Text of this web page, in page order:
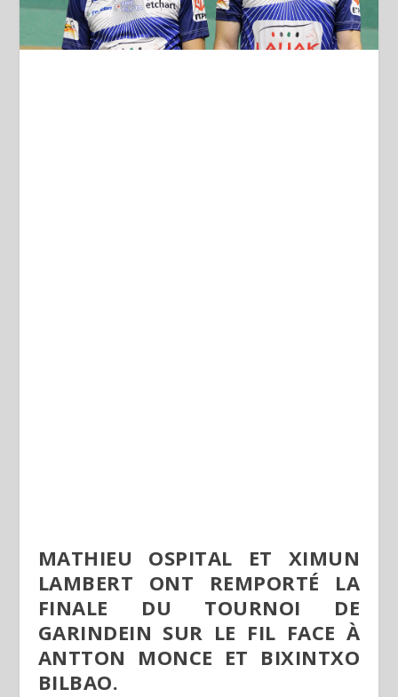
MATHIEU OSPITAL ET XIMUN
LAMBERT ONT REMPORTÉ LA
FINALE DU TOURNOI DE
GARINDEIN SUR LE FIL FACE À
ANTTON MONCE ET BIXINTXO
BILBAO.